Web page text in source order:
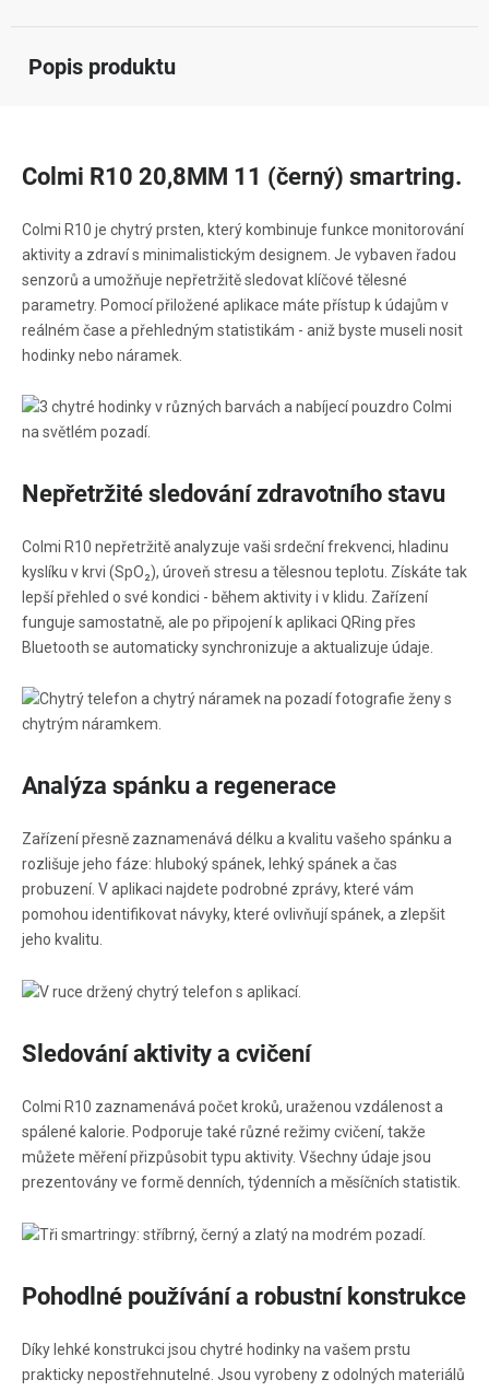
Popis produktu
Colmi R10 20,8MM 11 (černý) smartring.
Colmi R10 je chytrý prsten, který kombinuje funkce monitorování
aktivity a zdraví s minimalistickým designem. Je vybaven řadou
senzorů a umožňuje nepřetržitě sledovat klíčové tělesné
parametry. Pomocí přiložené aplikace máte přístup k údajům v
reálném čase a přehledným statistikám - aniž byste museli nosit
hodinky nebo náramek.
Nepřetržité sledování zdravotního stavu
Colmi R10 nepřetržitě analyzuje vaši srdeční frekvenci, hladinu
kyslíku v krvi (SpO₂), úroveň stresu a tělesnou teplotu. Získáte tak
lepší přehled o své kondici - během aktivity i v klidu. Zařízení
funguje samostatně, ale po připojení k aplikaci QRing přes
Bluetooth se automaticky synchronizuje a aktualizuje údaje.
Analýza spánku a regenerace
Zařízení přesně zaznamenává délku a kvalitu vašeho spánku a
rozlišuje jeho fáze: hluboký spánek, lehký spánek a čas
probuzení. V aplikaci najdete podrobné zprávy, které vám
pomohou identifikovat návyky, které ovlivňují spánek, a zlepšit
jeho kvalitu.
Sledování aktivity a cvičení
Colmi R10 zaznamenává počet kroků, uraženou vzdálenost a
spálené kalorie. Podporuje také různé režimy cvičení, takže
můžete měření přizpůsobit typu aktivity. Všechny údaje jsou
prezentovány ve formě denních, týdenních a měsíčních statistik.
Pohodlné používání a robustní konstrukce
Díky lehké konstrukci jsou chytré hodinky na vašem prstu
prakticky nepostřehnutelné. Jsou vyrobeny z odolných materiálů